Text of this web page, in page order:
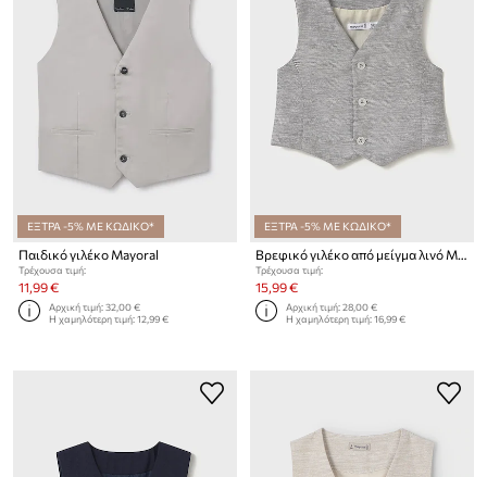
ΕΞΤΡΑ -5% ΜΕ ΚΩΔΙΚΟ*
Παιδικό γιλέκο Mayoral
Τρέχουσα τιμή:
11,99 €
Αρχική τιμή:32,00 €
Η χαμηλότερη τιμή:12,99 €
ΕΞΤΡΑ -5% ΜΕ ΚΩΔΙΚΟ*
Βρεφικό γιλέκο από μείγμα λινό Mayoral
Τρέχουσα τιμή:
15,99 €
Αρχική τιμή:28,00 €
Η χαμηλότερη τιμή:16,99 €